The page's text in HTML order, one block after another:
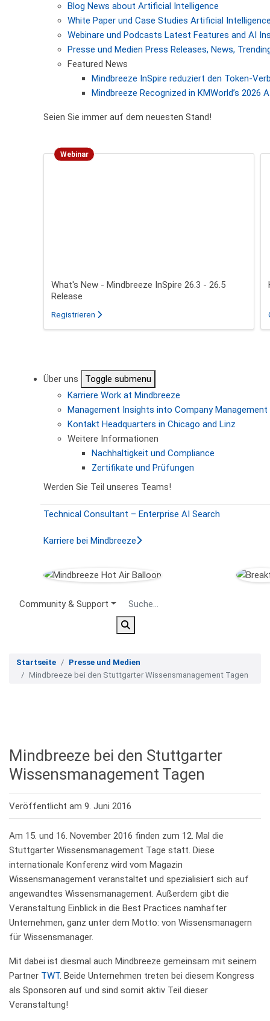
Blog News about Artificial Intelligence
White Paper und Case Studies Artificial
Webinare und Podcasts Latest Features and AI
Presse und Medien Press Releases, News,
Featured News
Mindbreeze InSpire reduziert den Token-
Mindbreeze Recognized in KMWorld’s
Seien Sie immer auf dem neuesten Stand!
Webinar
What's New - Mindbreeze InSpire 26.3 - 26.5
Release
Registrieren für das Webinar über What's New - Mindbreeze
Über uns
Toggle submenu
Karriere Work at Mindbreeze
Management Insights into Company Management
Kontakt Headquarters in Chicago and Linz
Weitere Informationen
Nachhaltigkeit und Compliance
Zertifikate und Prüfungen
Werden Sie Teil unseres Teams!
Technical Consultant – Enterprise AI Search
Karriere bei Mindbreeze
Secondary Menu
Community & Support
Startseite
Presse und Medien
Mindbreeze bei den Stuttgarter Wissensmanagement Tagen
Mindbreeze bei den Stuttgarter
Wissensmanagement Tagen
Veröffentlicht am 9. Juni 2016
Am 15. und 16. November 2016 finden zum 12. Mal die
Stuttgarter Wissensmanagement Tage statt. Diese
internationale Konferenz wird vom Magazin
Wissensmanagement veranstaltet und spezialisiert sich auf
angewandtes Wissensmanagement. Außerdem gibt die
Veranstaltung Einblick in die Best Practices namhafter
Unternehmen, ganz unter dem Motto: von Wissensmanagern
für Wissensmanager.
Mit dabei ist diesmal auch Mindbreeze gemeinsam mit seinem
Partner TWT. Beide Unternehmen treten bei diesem Kongress
als Sponsoren auf und sind somit aktiv Teil dieser
Veranstaltung!